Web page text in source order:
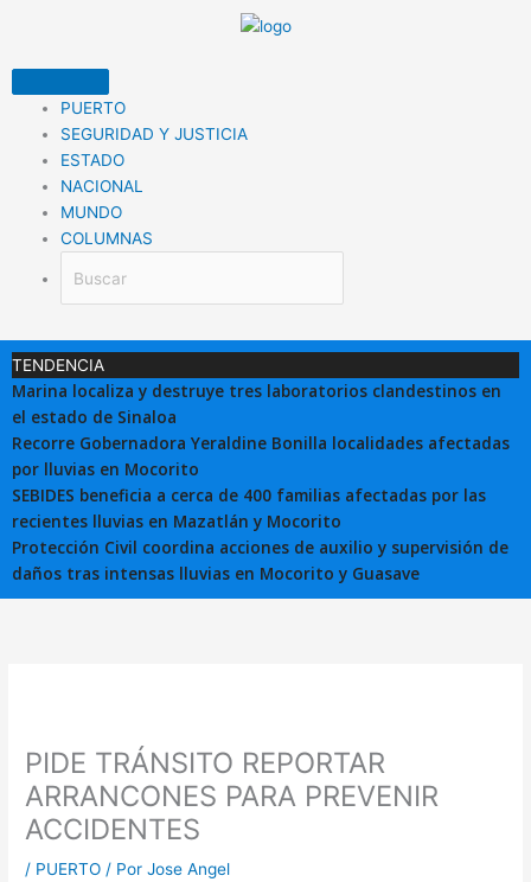
PUERTO
SEGURIDAD Y JUSTICIA
ESTADO
NACIONAL
MUNDO
COLUMNAS
TENDENCIA
Marina localiza y destruye tres laboratorios clandestinos en
el estado de Sinaloa
Recorre Gobernadora Yeraldine Bonilla localidades afectadas
por lluvias en Mocorito
SEBIDES beneficia a cerca de 400 familias afectadas por las
recientes lluvias en Mazatlán y Mocorito
Protección Civil coordina acciones de auxilio y supervisión de
daños tras intensas lluvias en Mocorito y Guasave
PIDE TRÁNSITO REPORTAR
ARRANCONES PARA PREVENIR
ACCIDENTES
/ PUERTO / PorJose Angel